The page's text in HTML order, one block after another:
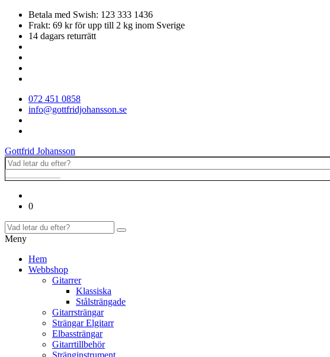
Betala med Swish: 123 333 1436
Frakt: 69 kr för upp till 2 kg inom Sverige
14 dagars returrätt
072 451 0858
info@gottfridjohansson.se
Gottfrid Johansson
0
Meny
Hem
Webbshop
Gitarrer
Klassiska
Stålsträngade
Gitarrsträngar
Strängar Elgitarr
Elbassträngar
Gitarrtillbehör
Stränginstrument